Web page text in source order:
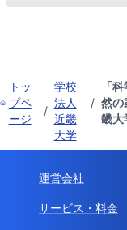
トッ
プペ
ージ
/
学校
法人
近畿
大学
/
「
然
畿大
運営会社
サービス・料金